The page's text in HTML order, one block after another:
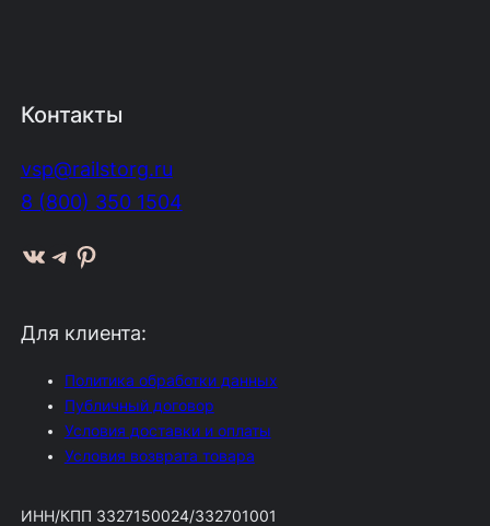
Контакты
vsp@railstorg.ru
8 (800) 350 1504
ВКонтакте Telegram Pinterest
Для клиента:
Политика обработки данных
Публичный договор
Условия доставки и оплаты
Условия возврата товара
ИНН/КПП 3327150024/332701001